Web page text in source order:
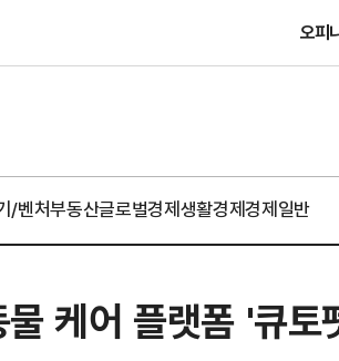
오피
/벤처부동산글로벌경제생활경제경제일반
케어 플랫폼 '큐토